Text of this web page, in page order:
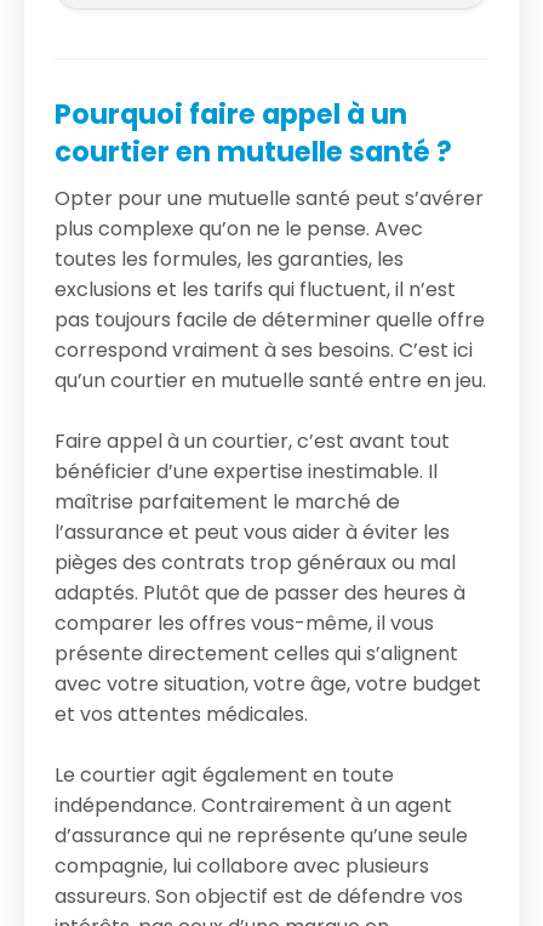
Pourquoi faire appel à un
courtier en mutuelle santé ?
Opter pour une mutuelle santé peut s’avérer
plus complexe qu’on ne le pense. Avec
toutes les formules, les garanties, les
exclusions et les tarifs qui fluctuent, il n’est
pas toujours facile de déterminer quelle offre
correspond vraiment à ses besoins. C’est ici
qu’un courtier en mutuelle santé entre en jeu.
Faire appel à un courtier, c’est avant tout
bénéficier d’une expertise inestimable. Il
maîtrise parfaitement le marché de
l’assurance et peut vous aider à éviter les
pièges des contrats trop généraux ou mal
adaptés. Plutôt que de passer des heures à
comparer les offres vous-même, il vous
présente directement celles qui s’alignent
avec votre situation, votre âge, votre budget
et vos attentes médicales.
Le courtier agit également en toute
indépendance. Contrairement à un agent
d’assurance qui ne représente qu’une seule
compagnie, lui collabore avec plusieurs
assureurs. Son objectif est de défendre vos